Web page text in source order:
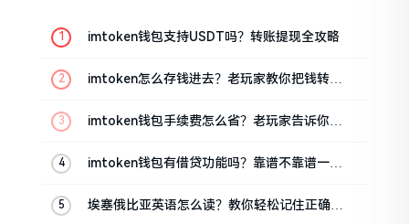
imtoken钱包支持USDT吗？转账提现全攻略
imtoken怎么存钱进去？老玩家教你把钱转进
imtoken钱包手续费怎么省？老玩家告诉你几
imtoken钱包有借贷功能吗？靠谱不靠谱一文
埃塞俄比亚英语怎么读？教你轻松记住正确发